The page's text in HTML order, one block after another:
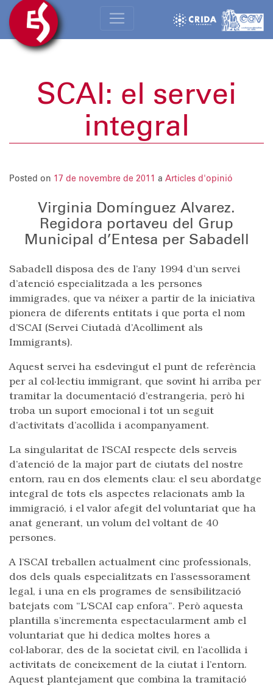
SCAI: el servei
integral
Posted on 17 de novembre de 2011 a Articles d'opinió
Virginia Domínguez Alvarez.
Regidora portaveu del Grup
Municipal d’Entesa per Sabadell
Sabadell disposa des de l’any 1994 d’un servei
d’atenció especialitzada a les persones
immigrades, que va néixer a partir de la iniciativa
pionera de diferents entitats i que porta el nom
d’SCAI (Servei Ciutadà d’Acolliment als
Immigrants).
Aquest servei ha esdevingut el punt de referència
per al col·lectiu immigrant, que sovint hi arriba per
tramitar la documentació d’estrangeria, però hi
troba un suport emocional i tot un seguit
d’activitats d’acollida i acompanyament.
La singularitat de l’SCAI respecte dels serveis
d’atenció de la major part de ciutats del nostre
entorn, rau en dos elements clau: el seu abordatge
integral de tots els aspectes relacionats amb la
immigració, i el valor afegit del voluntariat que ha
anat generant, un volum del voltant de 40
persones.
A l’SCAI treballen actualment cinc professionals,
dos dels quals especialitzats en l’assessorament
legal, i una en els programes de sensibilització
batejats com “L’SCAI cap enfora”. Però aquesta
plantilla s’incrementa espectacularment amb el
voluntariat que hi dedica moltes hores a
col·laborar, des de la societat civil, en l’acollida i
activitats de coneixement de la ciutat i l’entorn.
Aquest plantejament que combina la tramitació